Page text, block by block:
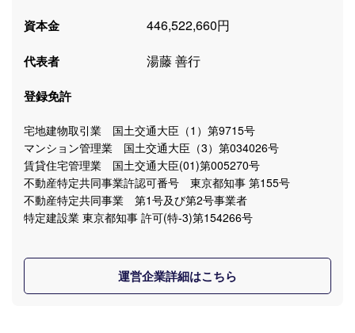
資本金 446,522,660円
代表者 湯藤 善行
登録免許
宅地建物取引業 国土交通大臣（1）第9715号
マンション管理業 国土交通大臣（3）第034026号
賃貸住宅管理業 国土交通大臣(01)第005270号
不動産特定共同事業許認可番号 東京都知事 第155号
不動産特定共同事業 第1号及び第2号事業者
特定建設業 東京都知事 許可(特-3)第154266号
運営企業詳細はこちら